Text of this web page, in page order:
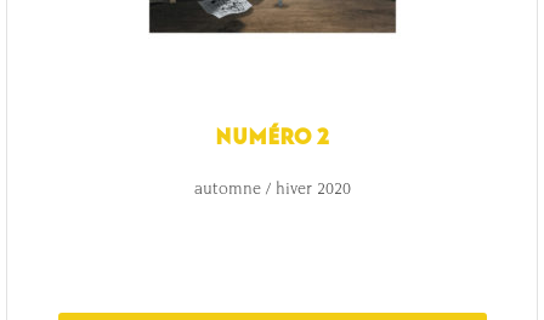
NUMÉRO 2
automne / hiver 2020